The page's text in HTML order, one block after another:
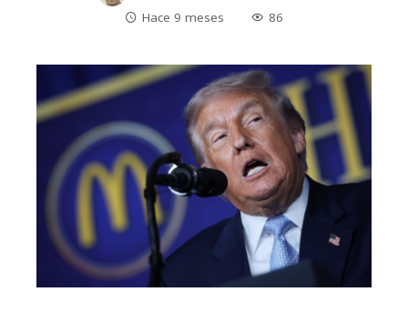
Hace 9 meses
86